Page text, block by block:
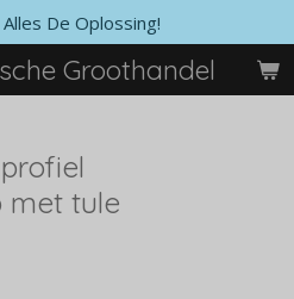
Groothandel
De Oplossing!
met tule